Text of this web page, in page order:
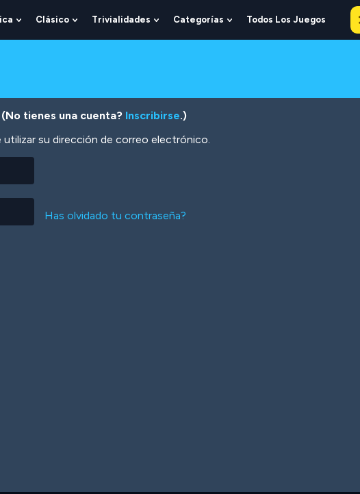
Show
Submenu
Clásico
Show
Submenu
Trivialidades
Show
Submenu
Categorías
Show
Submenu
Todos Los Juegos
(No tienes una cuenta? Inscribirse.)
utilizar su dirección de correo electrónico.
Has olvidado tu contraseña?